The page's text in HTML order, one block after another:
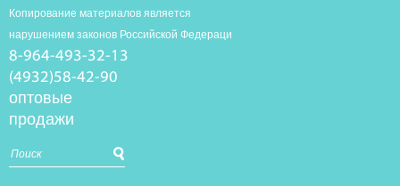
Копирование материалов является
нарушением законов Российской Федераци
8-964-493-32-13
(4932)58-42-90
оптовые
продажи